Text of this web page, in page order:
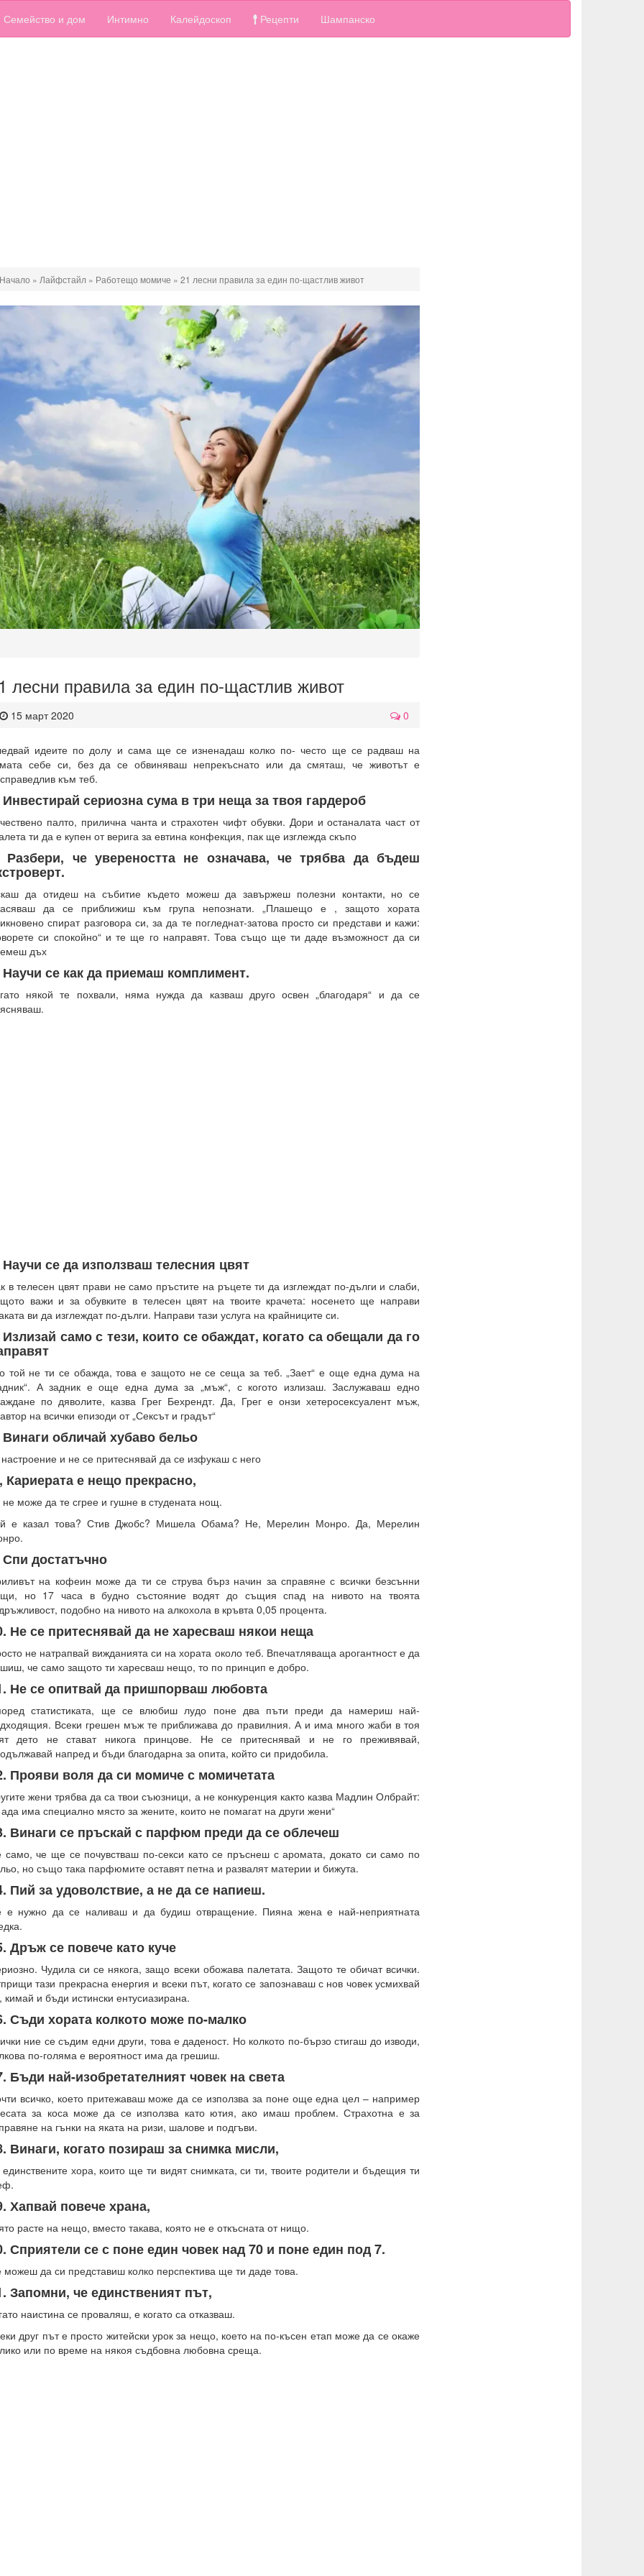
Семейство и дом Интимно Калейдоскоп Рецепти Шампанско
Начало » Лайфстайл » Работещо момиче » 21 лесни правила за един по-щастлив живот
лесни правила за един по-щастлив живот
15 март 2020 0
идеите по долу и сама ще се изненадаш колко по- често ще се радваш на
себе си, без да се обвиняваш непрекъснато или да смяташ, че животът е
към теб.
Инвестирай сериозна сума в три неща за твоя гардероб
палто, прилична чанта и страхотен чифт обувки. Дори и останалата част от
ти да е купен от верига за евтина конфекция, пак ще изглежда скъпо
Разбери, че увереността не означава, че трябва да бъдеш
да отидеш на събитие където можеш да завържеш полезни контакти, но се
да се приближиш към група непознати. „Плашещо е , защото хората
спират разговора си, за да те погледнат-затова просто си представи и кажи:
си спокойно“ и те ще го направят. Това също ще ти даде възможност да си
дъх
Научи се как да приемаш комплимент.
някой те похвали, няма нужда да казваш друго освен „благодаря“ и да се
Научи се да използваш телесния цвят
в телесен цвят прави не само пръстите на ръцете ти да изглеждат по-дълги и слаби,
важи и за обувките в телесен цвят на твоите крачета: носенето ще направи
ви да изглеждат по-дълги. Направи тази услуга на крайниците си.
Излизай само с тези, които се обаждат, когато са обещали да го
той не ти се обажда, това е защото не се сеща за теб. „Зает“ е още една дума на
А задник е още една дума за „мъж“, с когото излизаш. Заслужаваш едно
по дяволите, казва Грег Бехрендт. Да, Грег е онзи хетеросексуалент мъж,
на всички епизоди от „Сексът и градът“
Винаги обличай хубаво бельо
и не се притеснявай да се изфукаш с него
Кариерата е нещо прекрасно,
не може да те сгрее и гушне в студената нощ.
е казал това? Стив Джобс? Мишела Обама? Не, Мерелин Монро. Да, Мерелин
Спи достатъчно
на кофеин може да ти се струва бърз начин за справяне с всички безсънни
но 17 часа в будно състояние водят до същия спад на нивото на твоята
подобно на нивото на алкохола в кръвта 0,05 процента.
Не се притеснявай да не харесваш някои неща
не натрапвай вижданията си на хората около теб. Впечатляваща арогантност е да
че само защото ти харесваш нещо, то по принцип е добро.
Не се опитвай да пришпорваш любовта
статистиката, ще се влюбиш лудо поне два пъти преди да намериш най-
Всеки грешен мъж те приближава до правилния. А и има много жаби в тоя
дето не стават никога принцове. Не се притеснявай и не го преживявай,
напред и бъди благодарна за опита, който си придобила.
Прояви воля да си момиче с момичетата
жени трябва да са твои съюзници, а не конкуренция както казва Мадлин Олбрайт:
има специално място за жените, които не помагат на други жени“
Винаги се пръскай с парфюм преди да се облечеш
само, че ще се почувстваш по-секси като се пръснеш с аромата, докато си само по
но също така парфюмите оставят петна и развалят материи и бижута.
Пий за удоволствие, а не да се напиеш.
е нужно да се наливаш и да будиш отвращение. Пияна жена е най-неприятната
Дръж се повече като куче
Чудила си се някога, защо всеки обожава палетата. Защото те обичат всички.
тази прекрасна енергия и всеки път, когато се запознаваш с нов човек усмихвай
кимай и бъди истински ентусиазирана.
Съди хората колкото може по-малко
ние се съдим едни други, това е даденост. Но колкото по-бързо стигаш до изводи,
по-голяма е вероятност има да грешиш.
Бъди най-изобретателният човек на света
всичко, което притежаваш може да се използва за поне още една цел – например
за коса може да се използва като ютия, ако имаш проблем. Страхотна е за
на гънки на яката на ризи, шалове и подгъви.
Винаги, когато позираш за снимка мисли,
единствените хора, които ще ти видят снимката, си ти, твоите родители и бъдещия ти
Хапвай повече храна,
расте на нещо, вместо такава, която не е откъсната от нищо.
Сприятели се с поне един човек над 70 и поне един под 7.
можеш да си представиш колко перспектива ще ти даде това.
Запомни, че единственият път,
наистина се проваляш, е когато са отказваш.
друг път е просто житейски урок за нещо, което на по-късен етап може да се окаже
или по време на някоя съдбовна любовна среща.